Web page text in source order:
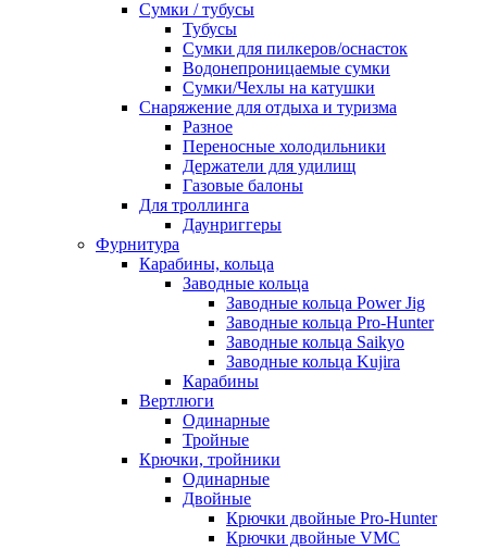
Сумки / тубусы
Тубусы
Сумки для пилкеров/оснасток
Водонепроницаемые сумки
Сумки/Чехлы на катушки
Снаряжение для отдыха и туризма
Разное
Переносные холодильники
Держатели для удилищ
Газовые балоны
Для троллинга
Даунриггеры
Фурнитура
Карабины, кольца
Заводные кольца
Заводные кольца Power Jig
Заводные кольца Pro-Hunter
Заводные кольца Saikyo
Заводные кольца Kujira
Карабины
Вертлюги
Одинарные
Тройные
Крючки, тройники
Одинарные
Двойные
Крючки двойные Pro-Hunter
Крючки двойные VMC